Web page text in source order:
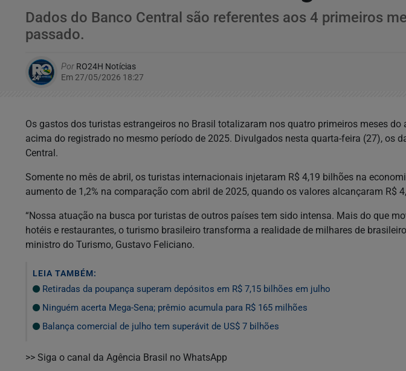
Dados do Banco Central são referentes aos 4 primeiros
passado.
Por RO24H Notícias
Em 27/05/2026 18:27
Os gastos dos turistas estrangeiros no Brasil totalizaram nos quatro primeiros meses do
acima do registrado no mesmo período de 2025. Divulgados nesta quarta-feira (27), os
Central.
Somente no mês de abril, os turistas internacionais injetaram R$ 4,19 bilhões na
aumento de 1,2% na comparação com abril de 2025, quando os valores alcançaram R$
“Nossa atuação na busca por turistas de outros países tem sido intensa. Mais do que
hotéis e restaurantes, o turismo brasileiro transforma a realidade de milhares de
ministro do Turismo, Gustavo Feliciano.
LEIA TAMBÉM:
Retiradas da poupança superam depósitos em R$ 7,15 bilhões em julho
Ninguém acerta Mega-Sena; prêmio acumula para R$ 165 milhões
Balança comercial de julho tem superávit de US$ 7 bilhões
>> Siga o canal da Agência Brasil no WhatsApp